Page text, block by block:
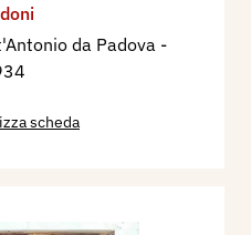
da Padova -
scheda